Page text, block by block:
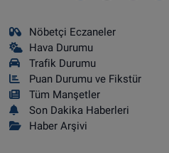
Nöbetçi Eczaneler
Hava Durumu
Trafik Durumu
Puan Durumu ve Fikstür
Tüm Manşetler
Son Dakika Haberleri
Haber Arşivi